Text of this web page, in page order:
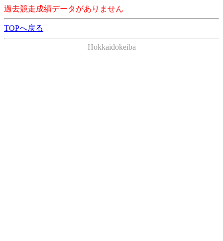
過去競走成績データがありません
TOPへ戻る
Hokkaidokeiba